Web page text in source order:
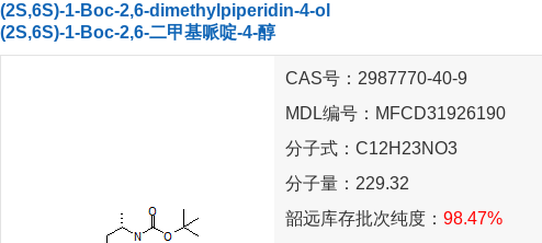
(2S,6S)-1-Boc-2,6-dimethylpiperidin-4-ol
(2S,6S)-1-Boc-2,6-二甲基哌啶-4-醇
CAS号：2987770-40-9
MDL编号：MFCD31926190
分子式：C12H23NO3
分子量：229.32
韶远库存批次纯度： 98.47%